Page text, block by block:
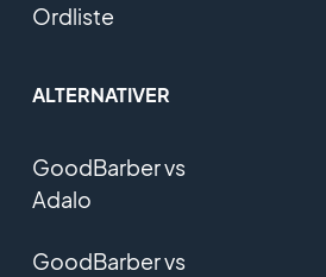
Ordliste
ALTERNATIVER
GoodBarber vs
Adalo
GoodBarber vs